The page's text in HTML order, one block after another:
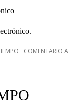
COMENTARIO A